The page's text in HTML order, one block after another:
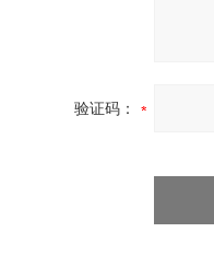
验证码：